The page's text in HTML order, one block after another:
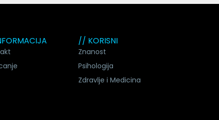
// KORISNI
Znanost
Psihologija
Zdravlje i Medicina